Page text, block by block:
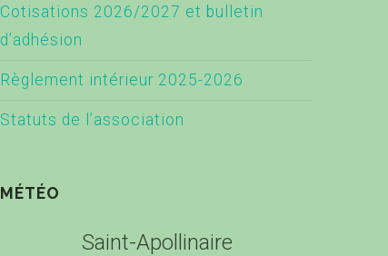
Cotisations 2026/2027 et bulletin
d’adhésion
Règlement intérieur 2025-2026
Statuts de l’association
MÉTÉO
Saint-Apollinaire